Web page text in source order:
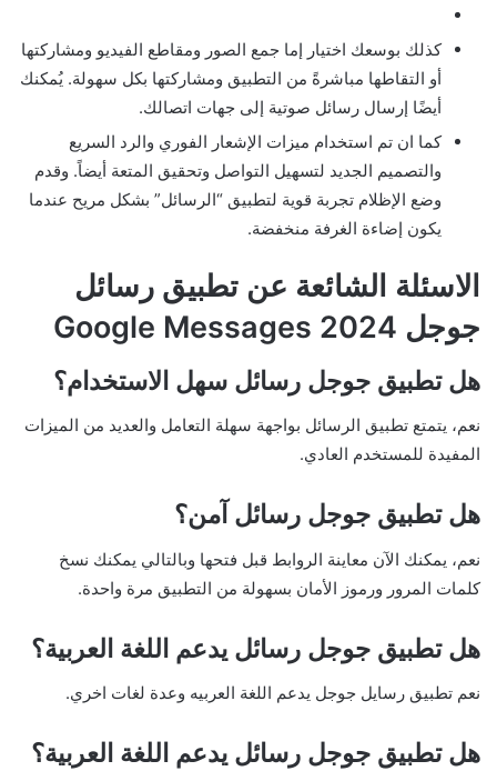
كذلك بوسعك اختيار إما جمع الصور ومقاطع الفيديو ومشاركتها
أو التقاطها مباشرةً من التطبيق ومشاركتها بكل سهولة. يُمكنك
أيضًا إرسال رسائل صوتية إلى جهات اتصالك.
كما ان تم استخدام ميزات الإشعار الفوري والرد السريع
والتصميم الجديد لتسهيل التواصل وتحقيق المتعة أيضاً. وقدم
وضع الإظلام تجربة قوية لتطبيق “الرسائل” بشكل مريح عندما
يكون إضاءة الغرفة منخفضة.
الاسئلة الشائعة عن تطبيق رسائل
جوجل 2024 Google Messages
هل تطبيق جوجل رسائل سهل الاستخدام؟
نعم، يتمتع تطبيق الرسائل بواجهة سهلة التعامل والعديد من الميزات
المفيدة للمستخدم العادي.
هل تطبيق جوجل رسائل آمن؟
نعم، يمكنك الآن معاينة الروابط قبل فتحها وبالتالي يمكنك نسخ
كلمات المرور ورموز الأمان بسهولة من التطبيق مرة واحدة.
هل تطبيق جوجل رسائل يدعم اللغة العربية؟
نعم تطبيق رسايل جوجل يدعم اللغة العربيه وعدة لغات اخري.
هل تطبيق جوجل رسائل يدعم اللغة العربية؟